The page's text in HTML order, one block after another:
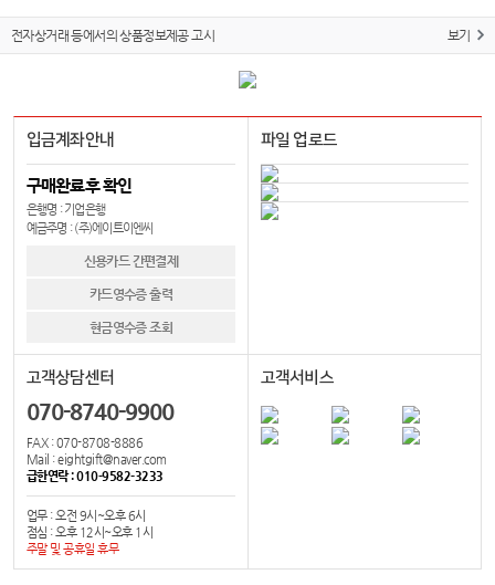
전자상거래 등에서의 상품정보제공 고시 보기
입금계좌안내
구매완료후 확인
은행명 : 기업은행
예금주명 : (주)에이트이엔씨
신용카드 간편결제
카드영수증 출력
현금영수증 조회
파일 업로드
고객상담센터
070-8740-9900
FAX : 070-8708-8886
Mail : eightgift@naver.com
급한연락 : 010-9582-3233
업무 : 오전 9시~오후 6시
점심 : 오후 12시~오후 1시
주말 및 공휴일 휴무
고객서비스